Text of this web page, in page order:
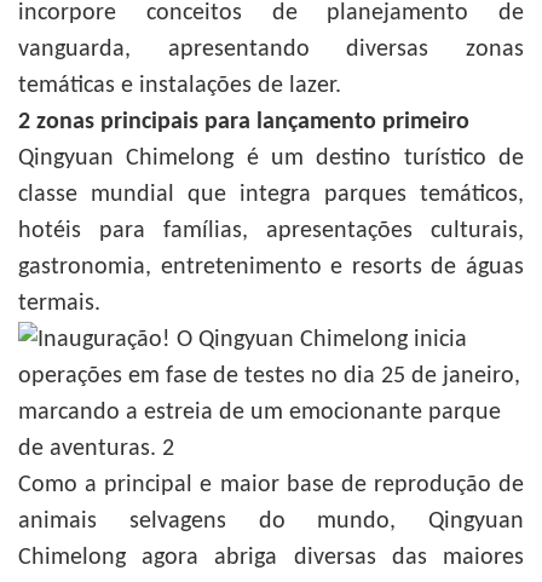
incorpore conceitos de planejamento de
vanguarda, apresentando diversas zonas
temáticas e instalações de lazer.
2 zonas principais para lançamento primeiro
Qingyuan Chimelong é um destino turístico de
classe mundial que integra parques temáticos,
hotéis para famílias, apresentações culturais,
gastronomia, entretenimento e resorts de águas
termais.
Como a principal e maior base de reprodução de
animais selvagens do mundo, Qingyuan
Chimelong agora abriga diversas das maiores